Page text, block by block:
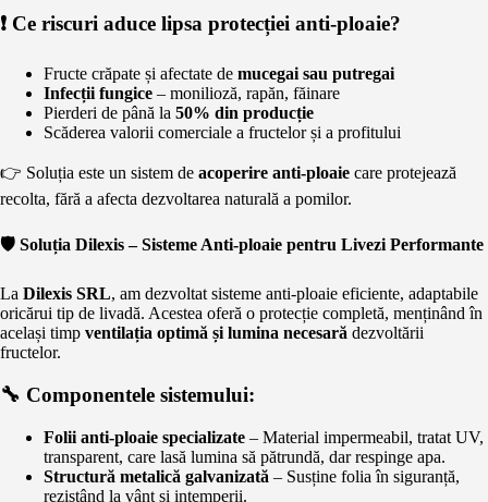
❗ Ce riscuri aduce lipsa protecției anti-ploaie?
Fructe crăpate și afectate de mucegai sau putregai
Infecții fungice – monilioză, rapăn, făinare
Pierderi de până la 50% din producție
Scăderea valorii comerciale a fructelor și a profitului
👉 Soluția este un sistem de acoperire anti-ploaie care protejează
recolta, fără a afecta dezvoltarea naturală a pomilor.
🛡️ Soluția Dilexis – Sisteme Anti-ploaie pentru Livezi Performante
La Dilexis SRL, am dezvoltat sisteme anti-ploaie eficiente, adaptabile
oricărui tip de livadă. Acestea oferă o protecție completă, menținând în
același timp ventilația optimă și lumina necesară dezvoltării
fructelor.
🔧 Componentele sistemului:
Folii anti-ploaie specializate – Material impermeabil, tratat UV,
transparent, care lasă lumina să pătrundă, dar respinge apa.
Structură metalică galvanizată – Susține folia în siguranță,
rezistând la vânt și intemperii.